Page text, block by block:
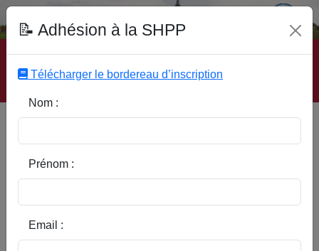
Accueil | Site SHPP | Auteurs | Editeurs | Rubriques |
Sous-Rubriques | Mots-Clefs | Contact
📝 Adhésion à la SHPP
Télécharger le bordereau d’inscription
Nom :
Prénom :
Email :